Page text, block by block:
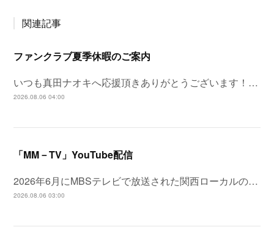
関連記事
ファンクラブ夏季休暇のご案内
いつも真田ナオキへ応援頂きありがとうございます！…
2026.08.06 04:00
「MM－TV」YouTube配信
2026年6月にMBSテレビで放送された関西ローカルの…
2026.08.06 03:00